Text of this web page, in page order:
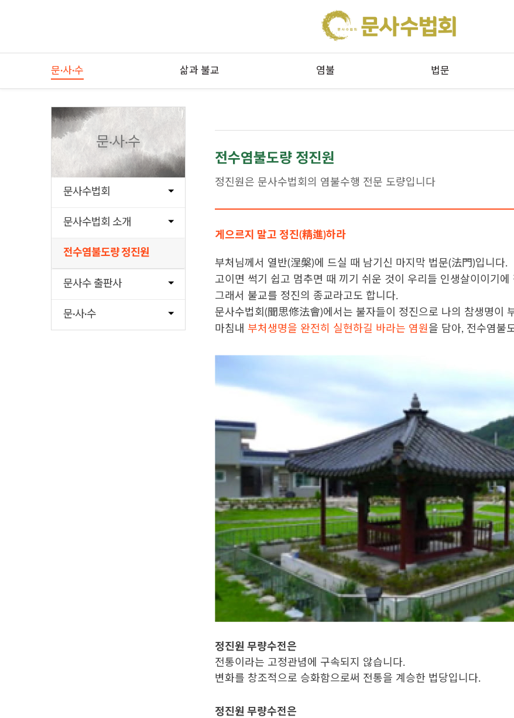
문·사·수 삶과 불교 염불 법문
문·사·수
문사수법회
문사수법회 소개
전수염불도량 정진원
문사수 출판사
문·사·수
전수염불도량 정진원
정진원은 문사수법회의 염불수행 전문 도량입니다
게으르지 말고 정진(精進)하라
부처님께서 열반(涅槃)에 드실 때 남기신 마지막 법문(法門)입니다.
고이면 썩기 쉽고 멈추면 때 끼기 쉬운 것이 우리들 인생살이이기
그래서 불교를 정진의 종교라고도 합니다.
문사수법회(聞思修法會)에서는 불자들이 정진으로 나의 참생명이
마침내 부처생명을 완전히 실현하길 바라는 염원을 담아, 전수염불
정진원 무량수전은
전통이라는 고정관념에 구속되지 않습니다.
변화를 창조적으로 승화함으로써 전통을 계승한 법당입니다.
정진원 무량수전은